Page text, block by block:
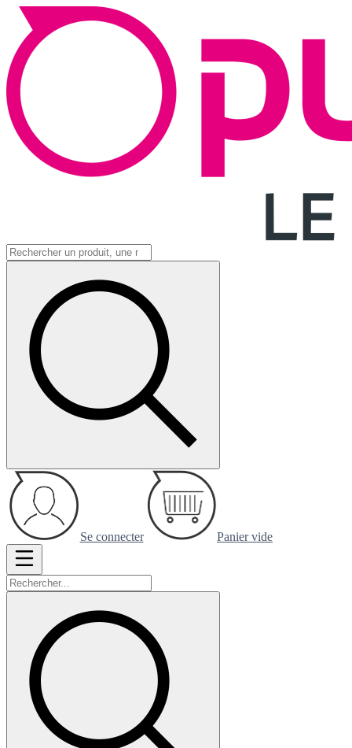
Se connecter Panier vide